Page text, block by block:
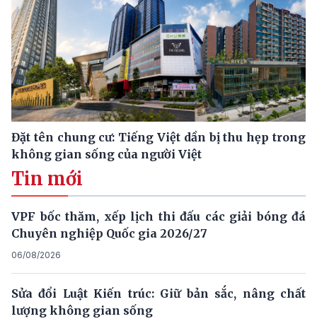
Đặt tên chung cư: Tiếng Việt dần bị thu hẹp trong
không gian sống của người Việt
Tin mới
VPF bốc thăm, xếp lịch thi đấu các giải bóng đá
Chuyên nghiệp Quốc gia 2026/27
06/08/2026
Sửa đổi Luật Kiến trúc: Giữ bản sắc, nâng chất
lượng không gian sống